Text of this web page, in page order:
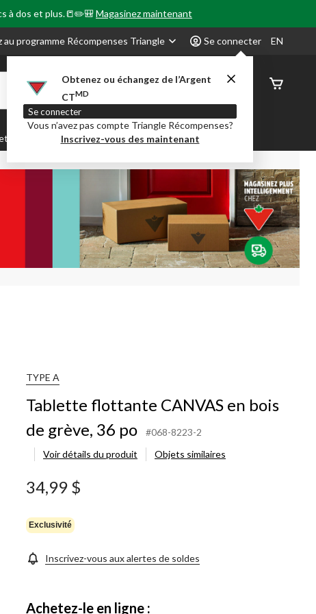
à dos et plus.📒✏️🎒Magasinez maintenant
au programme Récompenses Triangle Se connecter
Obtenez ou échangez de l’Argent
CTMD
Se connecter
Vous n’avez pas compte Triangle Récompenses?
Inscrivez-vous des maintenant
EN
État de
en Classe Party City Centre-auto
TYPE A
Tablette flottante CANVAS en bois
de grève, 36 po
#068-8223-2
Voir détails du produit
Objets similaires
34,99 $
Exclusivité
Inscrivez-vous aux alertes de soldes
Achetez-le en ligne :